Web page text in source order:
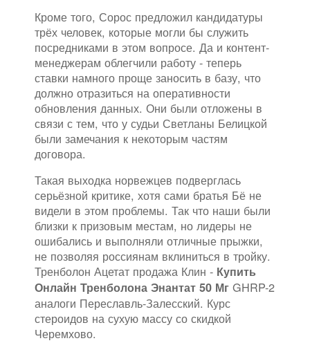
Кроме того, Сорос предложил кандидатуры
трёх человек, которые могли бы служить
посредниками в этом вопросе. Да и контент-
менеджерам облегчили работу - теперь
ставки намного проще заносить в базу, что
должно отразиться на оперативности
обновления данных. Они были отложены в
связи с тем, что у судьи Светланы Белицкой
были замечания к некоторым частям
договора.
Такая выходка норвежцев подверглась
серьёзной критике, хотя сами братья Бё не
видели в этом проблемы. Так что наши были
близки к призовым местам, но лидеры не
ошибались и выполняли отличные прыжки,
не позволяя россиянам вклиниться в тройку.
Тренболон Ацетат продажа Клин - Купить
Онлайн Тренболона Энантат 50 Мг GHRP-2
аналоги Переславль-Залесский. Курс
стероидов на сухую массу со скидкой
Черемхово.